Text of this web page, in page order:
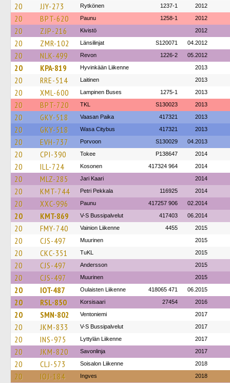
20 JJY-273 Rytkönen 1237-1 2012
20 BPT-620 Paunu 1258-1 2012
20 ZJP-216 Kivistö 2012
20 ZMR-102 Länsilinjat S120071 04.2012
20 NLK-499 Revon 1226-2 05.2012
20 KPA-819 Hyvinkään Liikenne 2013
20 RRE-514 Laitinen 2013
20 XML-600 Lampinen Buses 1275-1 2013
20 BPT-720 TKL S130023 2013
20 GKY-518 Vaasan Paika 417321 2013
20 GKY-518 Wasa Citybus 417321 2013
20 EVH-737 Porvoon S130029 04.2013
20 CPI-390 Tokee P138647 2014
20 ILL-724 Kosonen 417324 964 2014
20 MLZ-285 Jari Kaari 2014
20 KMT-744 Petri Pekkala 116925 2014
20 XXC-996 Paunu 417257 906 02.2014
20 KMT-869 V-S Bussipalvelut 417403 06.2014
20 FMY-740 Vainion Liikenne 4455 2015
20 CJS-497 Muurinen 2015
20 CKC-351 TuKL 2015
20 CJS-497 Andersson 2015
20 CJS-497 Muurinen 2015
20 IOT-487 Oulaisten Liikenne 418065 471 06.2015
20 RSL-850 Korsisaari 27454 2016
20 SMN-802 Ventoniemi 2017
20 JKM-833 V-S Bussipalvelut 2017
20 INS-975 Lyttylän Liikenne 2017
20 JKM-820 Savonlinja 2017
20 CLJ-573 Soisalon Liikenne 2018
20 IOJ-184 Ingves 2018